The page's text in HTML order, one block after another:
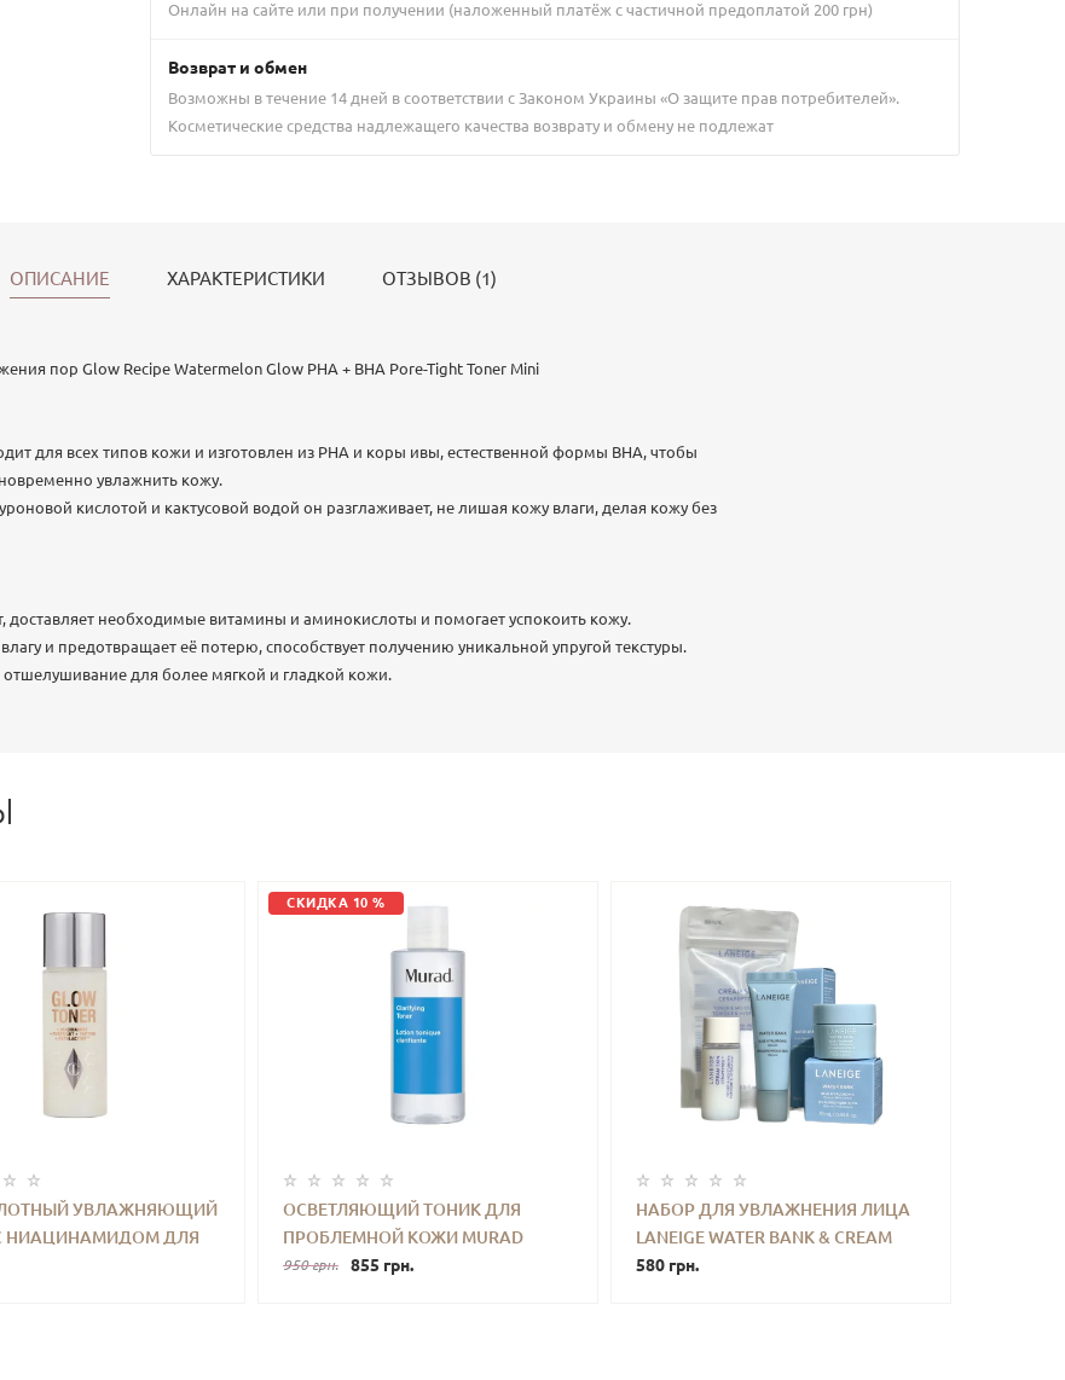
Онлайн на сайте или при получении (наложенный платёж с частичной предоплатой 200 грн)
Возврат и обмен
Возможны в течение 14 дней в соответствии с Законом Украины «О защите прав потребителей».
Косметические средства надлежащего качества возврату и обмену не подлежат
ОПИСАНИЕ ХАРАКТЕРИСТИКИ ОТЗЫВОВ (1)
пор Glow Recipe Watermelon Glow PHA + BHA Pore-Tight Toner Mini
для всех типов кожи и изготовлен из PHA и коры ивы, естественной формы BHA, чтобы
увлажнить кожу.
кислотой и кактусовой водой он разглаживает, не лишая кожу влаги, делая кожу без
доставляет необходимые витамины и аминокислоты и помогает успокоить кожу.
и предотвращает её потерю, способствует получению уникальной упругой текстуры.
отшелушивание для более мягкой и гладкой кожи.
УВЛАЖНЯЮЩИЙ
НИАЦИНАМИДОМ ДЛЯ
CHARLOTTE
СКИДКА 10 %
ОСВЕТЛЯЮЩИЙ ТОНИК ДЛЯ
ПРОБЛЕМНОЙ КОЖИ MURAD
CLARIFYING TONER 180 ML
950 грн. 855 грн.
НАБОР ДЛЯ УВЛАЖНЕНИЯ ЛИЦА
LANEIGE WATER BANK & CREAM
SKIN
580 грн.